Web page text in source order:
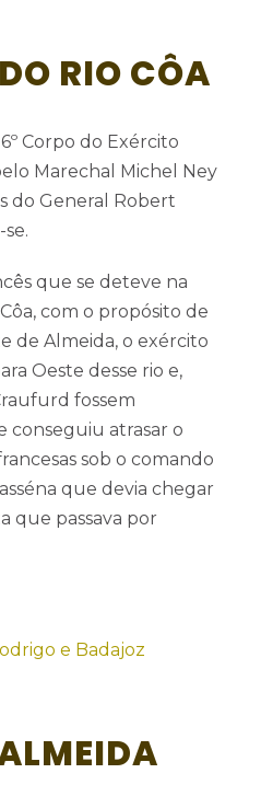
RIO CÔA
Corpo do Exército
Marechal Michel Ney
do General Robert
que se deteve na
com o propósito de
de Almeida, o exército
Oeste desse rio e,
fossem
conseguiu atrasar o
sob o comando
que devia chegar
que passava por